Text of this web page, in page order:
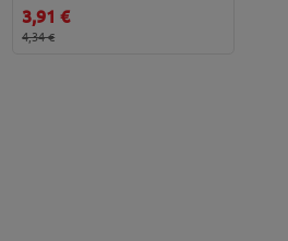
3,91 €
4,34 €